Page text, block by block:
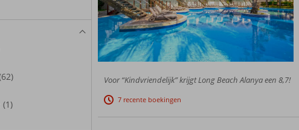
(1)
Voor “Kindvriendelijk” krijgt Long Beach Alanya een 8,7!
7 recente boekingen